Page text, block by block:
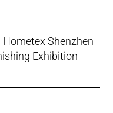
Shenzhen
Exhibition–